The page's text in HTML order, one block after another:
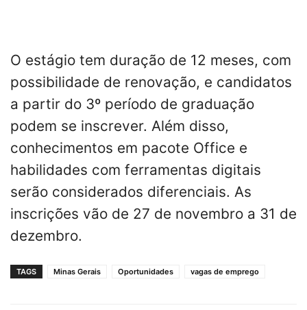
O estágio tem duração de 12 meses, com
possibilidade de renovação, e candidatos
a partir do 3º período de graduação
podem se inscrever. Além disso,
conhecimentos em pacote Office e
habilidades com ferramentas digitais
serão considerados diferenciais. As
inscrições vão de 27 de novembro a 31 de
dezembro.
TAGS Minas Gerais Oportunidades vagas de emprego